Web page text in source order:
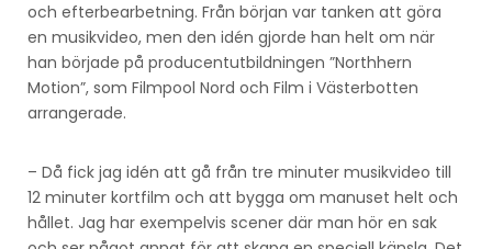
och efterbearbetning. Från början var tanken att göra
en musikvideo, men den idén gjorde han helt om när
han började på producentutbildningen ”Northhern
Motion”, som Filmpool Nord och Film i Västerbotten
arrangerade.
– Då fick jag idén att gå från tre minuter musikvideo till
12 minuter kortfilm och att bygga om manuset helt och
hållet. Jag har exempelvis scener där man hör en sak